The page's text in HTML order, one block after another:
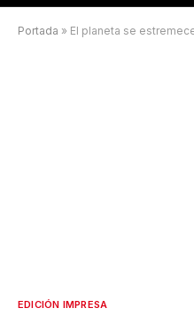
Portada » El planeta se estremece y
EDICIÓN IMPRESA